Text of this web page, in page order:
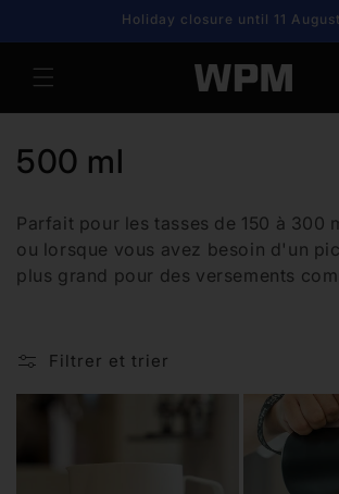
au
Holiday closure until 11 August
C
l
l
c
500 ml
Parfait pour les tasses de 150 à 300
ou lorsque vous avez besoin d'un
plus grand pour des versements
Filtrer et trier